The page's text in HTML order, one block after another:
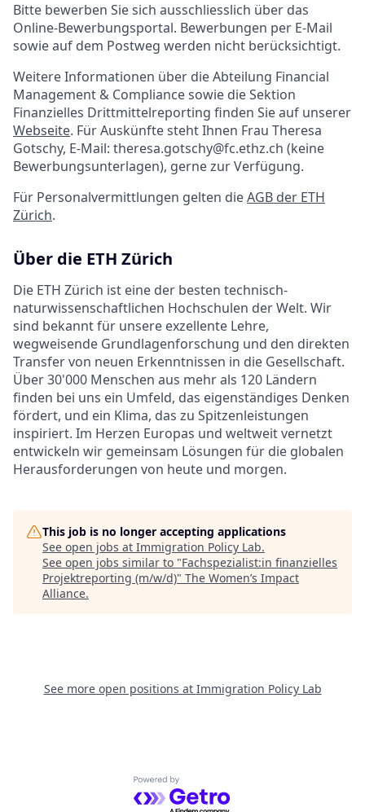
Bitte bewerben Sie sich ausschliesslich über das
Online-Bewerbungsportal. Bewerbungen per E-Mail
sowie auf dem Postweg werden nicht berücksichtigt.
Weitere Informationen über die Abteilung Financial
Management & Compliance sowie die Sektion
Finanzielles Drittmittelreporting finden Sie auf unserer
Webseite. Für Auskünfte steht Ihnen Frau Theresa
Gotschy, E-Mail: theresa.gotschy@fc.ethz.ch (keine
Bewerbungsunterlagen), gerne zur Verfügung.
Für Personalvermittlungen gelten dieAGB der ETH
Zürich.
Über die ETH Zürich
Die ETH Zürich ist eine der besten technisch-
naturwissenschaftlichen Hochschulen der Welt. Wir
sind bekannt für unsere exzellente Lehre,
wegweisende Grundlagenforschung und den direkten
Transfer von neuen Erkenntnissen in die Gesellschaft.
Über 30'000 Menschen aus mehr als 120 Ländern
finden bei uns ein Umfeld, das eigenständiges Denken
fördert, und ein Klima, das zu Spitzenleistungen
inspiriert. Im Herzen Europas und weltweit vernetzt
entwickeln wir gemeinsam Lösungen für die globalen
Herausforderungen von heute und morgen.
This job is no longer accepting applications
See open jobs at Immigration Policy Lab.
See open jobs similar to "Fachspezialist:in finanzielles
Projektreporting (m/w/d)" The Women’s Impact
Alliance.
See more open positions at Immigration Policy Lab
Powered by Getro.com